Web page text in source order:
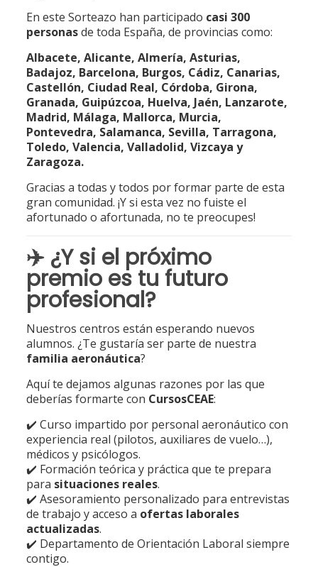
En este Sorteazo han participado casi 300
personasde toda España, de provincias como:
Albacete, Alicante, Almería, Asturias,
Badajoz, Barcelona, Burgos, Cádiz, Canarias,
Castellón, Ciudad Real, Córdoba, Girona,
Granada, Guipúzcoa, Huelva, Jaén, Lanzarote,
Madrid, Málaga, Mallorca, Murcia,
Pontevedra, Salamanca, Sevilla, Tarragona,
Toledo, Valencia, Valladolid, Vizcaya y
Zaragoza.
Gracias a todas y todos por formar parte de esta
gran comunidad. ¡Y si esta vez no fuiste el
afortunado o afortunada, no te preocupes!
✈️ ¿Y si el próximo
premio es tu futuro
profesional?
Nuestros centros están esperando nuevos
alumnos. ¿Te gustaría ser parte de nuestra
familia aeronáutica?
Aquí te dejamos algunas razones por las que
deberías formarte con CursosCEAE:
✔️ Curso impartido por personal aeronáutico con
experiencia real (pilotos, auxiliares de vuelo…),
médicos y psicólogos.
✔️ Formación teórica y práctica que te prepara
para situaciones reales.
✔️ Asesoramiento personalizado para entrevistas
de trabajo y acceso a ofertas laborales
actualizadas.
✔️ Departamento de Orientación Laboral siempre
contigo.